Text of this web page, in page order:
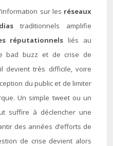
sur les réseaux
traditionnels amplifie
réputationnelsliés au
bad buzz et de crise de
devient très difficile, voire
du public et de limiter
Un simple tweet ou un
suffire à déclencher une
des années d’efforts de
de crise devient alors